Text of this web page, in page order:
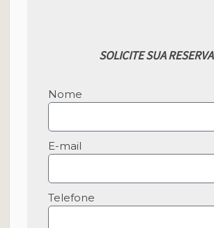
SOLICITE SUA RESERVA
Nome
E-mail
Telefone